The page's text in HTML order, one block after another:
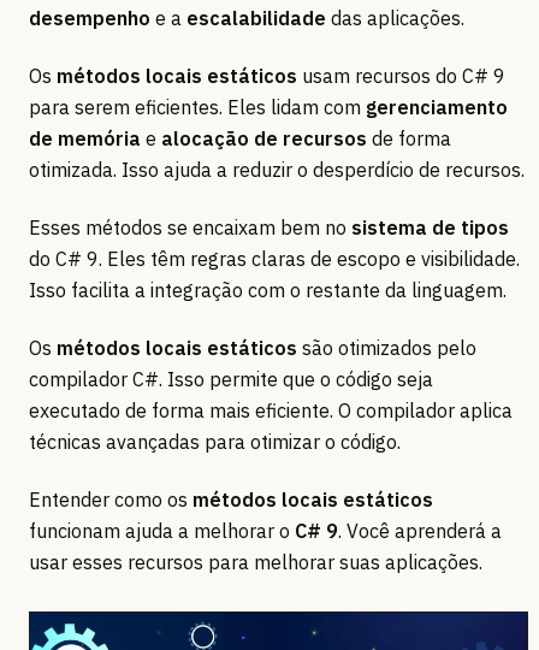
desempenho e a escalabilidade das aplicações.
Os métodos locais estáticos usam recursos do C# 9
para serem eficientes. Eles lidam com gerenciamento
de memória e alocação de recursos de forma
otimizada. Isso ajuda a reduzir o desperdício de recursos.
Esses métodos se encaixam bem no sistema de tipos
do C# 9. Eles têm regras claras de escopo e visibilidade.
Isso facilita a integração com o restante da linguagem.
Os métodos locais estáticos são otimizados pelo
compilador C#. Isso permite que o código seja
executado de forma mais eficiente. O compilador aplica
técnicas avançadas para otimizar o código.
Entender como os métodos locais estáticos
funcionam ajuda a melhorar o C# 9. Você aprenderá a
usar esses recursos para melhorar suas aplicações.